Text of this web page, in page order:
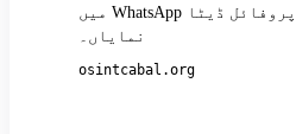
میں WhatsApp پروفائل ڈیٹا API کے بطور
نمایاں۔
osintcabal.org